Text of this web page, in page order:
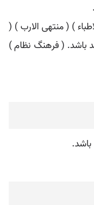
) ( منتهی الارب ) (
باشد. ( فرهنگ نظام )